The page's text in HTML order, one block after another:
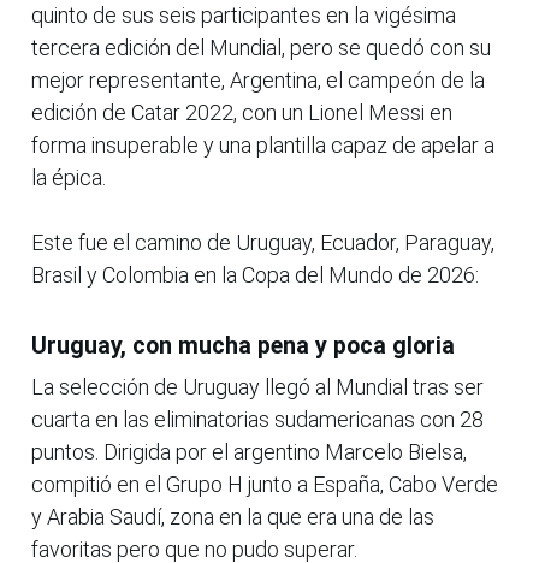
quinto de sus seis participantes en la vigésima
tercera edición del Mundial, pero se quedó con su
mejor representante, Argentina, el campeón de la
edición de Catar 2022, con un Lionel Messi en
forma insuperable y una plantilla capaz de apelar a
la épica.
Este fue el camino de Uruguay, Ecuador, Paraguay,
Brasil y Colombia en la Copa del Mundo de 2026:
Uruguay, con mucha pena y poca gloria
La selección de Uruguay llegó al Mundial tras ser
cuarta en las eliminatorias sudamericanas con 28
puntos. Dirigida por el argentino Marcelo Bielsa,
compitió en el Grupo H junto a España, Cabo Verde
y Arabia Saudí, zona en la que era una de las
favoritas pero que no pudo superar.